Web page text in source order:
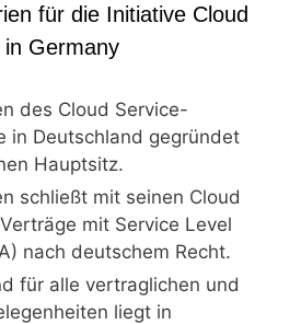
für die Initiative Cloud
Germany
des Cloud Service-
in Deutschland gegründet
Hauptsitz.
schließt mit seinen Cloud
mit Service Level
nach deutschem Recht.
für alle vertraglichen und
liegt in